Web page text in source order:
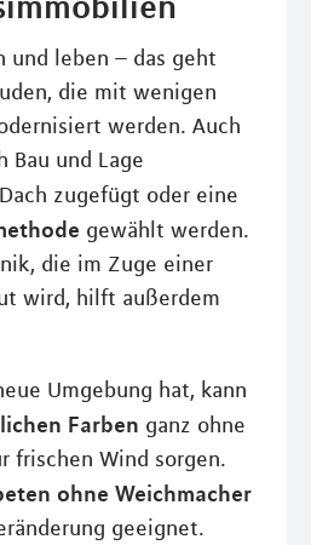
und leben – das geht
die mit wenigen
werden. Auch
Bau und Lage
zugefügt oder eine
gewählt werden.
die im Zuge einer
wird, hilft außerdem
Umgebung hat, kann
Farben ganz ohne
frischen Wind sorgen.
ohne Weichmacher
geeignet.